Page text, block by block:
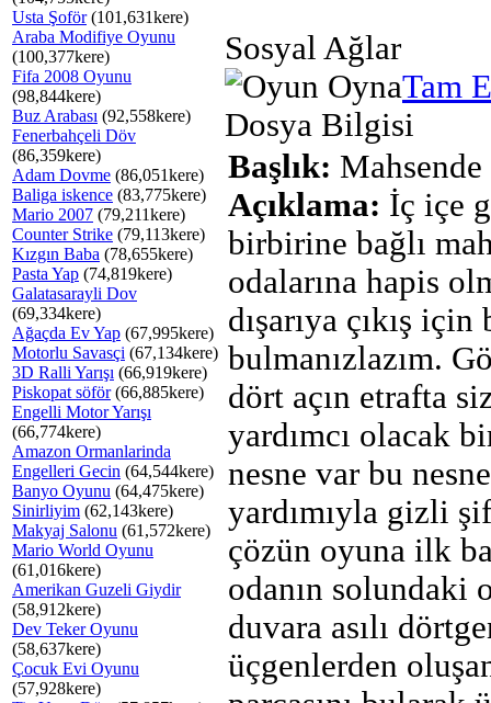
Usta Şoför(101,631kere)
Araba Modifiye Oyunu
(100,377kere)
Fifa 2008 Oyunu
(98,844kere)
Buz Arabası (92,558kere)
Fenerbahçeli Döv
(86,359kere)
Adam Dovme (86,051kere)
Baliga iskence (83,775kere)
Mario 2007 (79,211kere)
Counter Strike (79,113kere)
Kızgın Baba (78,655kere)
Pasta Yap (74,819kere)
Galatasarayli Dov
(69,334kere)
Ağaçda Ev Yap (67,995kere)
Motorlu Savasçi (67,134kere)
3D Ralli Yarışı (66,919kere)
Piskopat söför(66,885kere)
Engelli Motor Yarışı
(66,774kere)
Amazon Ormanlarinda
Engelleri Gecin (64,544kere)
Banyo Oyunu (64,475kere)
Sinirliyim (62,143kere)
Makyaj Salonu (61,572kere)
Mario World Oyunu
(61,016kere)
Amerikan Guzeli Giydir
(58,912kere)
Dev Teker Oyunu
(58,637kere)
Çocuk Evi Oyunu
(57,928kere)
Sosyal Ağlar
Tam
Dosya Bilgisi
Başlık:
Açıklama: İç içe
birbirine bağlı
odalarına hapis
dışarıya çıkış
bulmanızlazım.
dört açın etrafta
yardımcı olacak
nesne var bu
yardımıyla gizli
çözün oyuna ilk
odanın solundaki
duvara asılı
üçgenlerden